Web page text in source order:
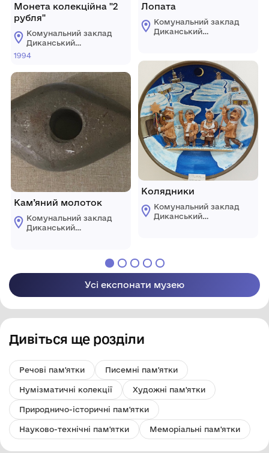
Монета колекційна "2
рубля"
Комунальний заклад
Диканський
історико-
ім. Д.М.Гармаша
1994
Кам’яний молоток
Комунальний заклад
Диканський
Лопата
Комунальний заклад
Диканський
ім. Д.М.Гармаша
Колядники
Комунальний заклад
Диканський
Усі експонати музею
Дивіться ще розділи
Речові пам'ятки Писемні пам'ятки
Нумізматичні колекції Художні пам'ятки
Природничо-історичні пам'ятки
Науково-технічні пам'ятки Меморіальні пам'ятки